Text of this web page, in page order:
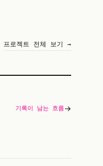
프로젝트 전체 보기 →
기록이 남는 흐름→